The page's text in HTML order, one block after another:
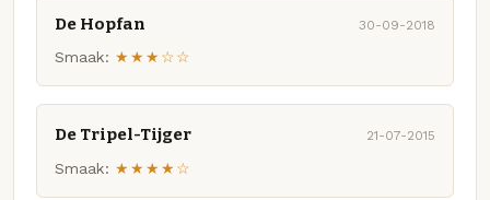
De Hopfan 30-09-2018
Smaak: ★★★☆☆
De Tripel-Tijger 21-07-2015
Smaak: ★★★★☆